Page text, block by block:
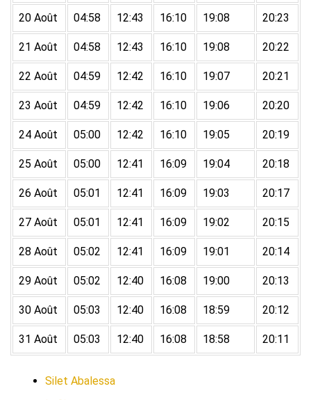
20 Août 04:58 12:43 16:10 19:08 20:23
21 Août 04:58 12:43 16:10 19:08 20:22
22 Août 04:59 12:42 16:10 19:07 20:21
23 Août 04:59 12:42 16:10 19:06 20:20
24 Août 05:00 12:42 16:10 19:05 20:19
25 Août 05:00 12:41 16:09 19:04 20:18
26 Août 05:01 12:41 16:09 19:03 20:17
27 Août 05:01 12:41 16:09 19:02 20:15
28 Août 05:02 12:41 16:09 19:01 20:14
29 Août 05:02 12:40 16:08 19:00 20:13
30 Août 05:03 12:40 16:08 18:59 20:12
31 Août 05:03 12:40 16:08 18:58 20:11
Silet Abalessa